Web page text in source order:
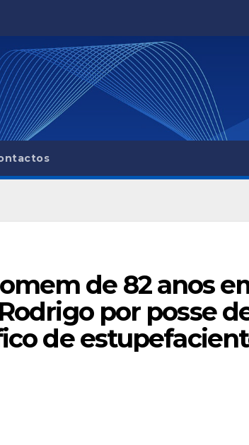
de 82 anos
por posse
de